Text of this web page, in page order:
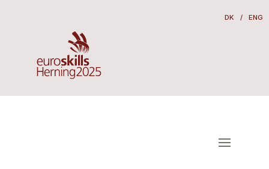
DK / ENG